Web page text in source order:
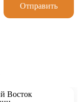
Отправить